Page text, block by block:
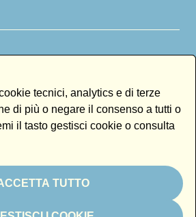
tecnici, analytics e di terze
di più o negare il consenso a tutti o
il tasto gestisci cookie o consulta
TUTTO